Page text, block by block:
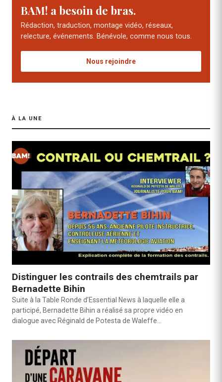
BAM! a besoin de bras.
Rédaction, traduction, montage vidéo, réseaux,
relecture, événements. Bénévole, comme nous tous.
Nous rejoindre
À LA UNE
Distinguer les contrails des chemtrails par
Bernadette Bihin
Suite à la Table Ronde d’Essential News à laquelle elle a
participé, Bernadette Bihin a réalisé sa propre vidéo en
dialogue avec Réginald de Potesta de Waleffe…